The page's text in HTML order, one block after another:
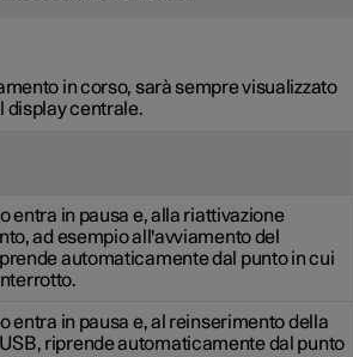
in corso, sarà sempre visualizzato
display centrale.
entra in pausa e, alla riattivazione
ad esempio all'avviamento del
automaticamente dal punto in cui
entra in pausa e, al reinserimento della
riprende automaticamente dal punto